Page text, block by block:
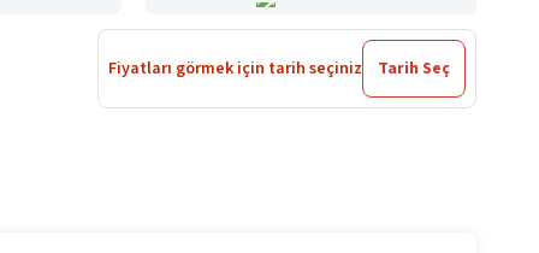
Fiyatları görmek için tarih seçiniz Tarih Seç